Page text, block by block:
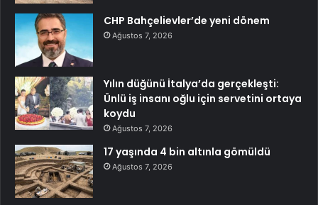
CHP Bahçelievler’de yeni dönem
Ağustos 7, 2026
Yılın düğünü İtalya’da gerçekleşti:
Ünlü iş insanı oğlu için servetini ortaya
koydu
Ağustos 7, 2026
17 yaşında 4 bin altınla gömüldü
Ağustos 7, 2026